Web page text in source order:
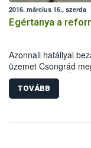
2016. március 16., szerda
Egértanya a
Azonnali hatállyal
üzemet Csongrád
Hivatal Kiemelt
ellenőrzés során
vontak ki a
TOVÁBB